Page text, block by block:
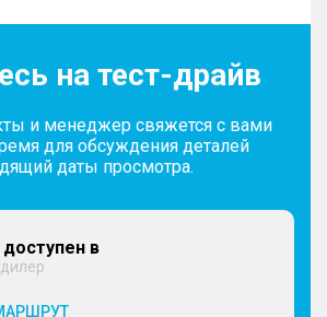
на тест-драйв
и менеджер свяжется с вами
для обсуждения деталей
даты просмотра.
в